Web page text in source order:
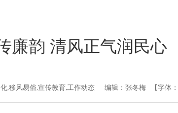
廉韵 清风正气润民心
,移风易俗,宣传教育,工作动态 编辑：张冬梅 【字体：